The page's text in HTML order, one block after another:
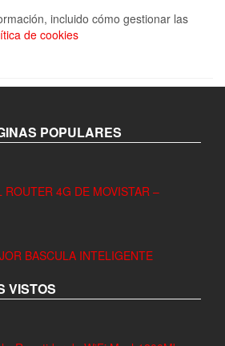
incluido cómo gestionar las
de cookies
POPULARES
ROUTER 4G DE MOVISTAR –
BASCULA INTELIGENTE
VISTOS